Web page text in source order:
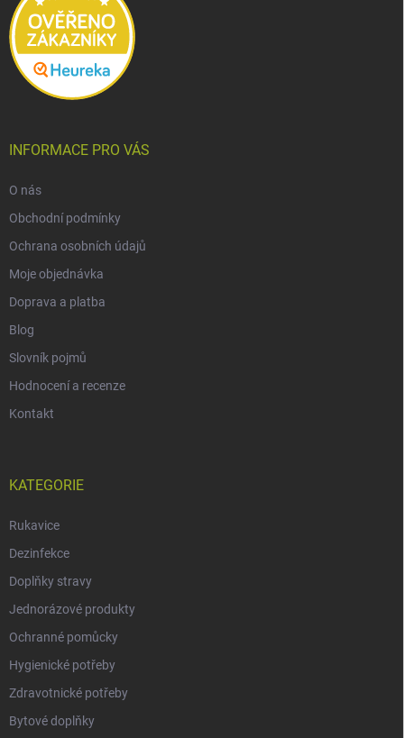
INFORMACE PRO VÁS
O nás
Obchodní podmínky
Ochrana osobních údajů
Moje objednávka
Doprava a platba
Blog
Slovník pojmů
Hodnocení a recenze
Kontakt
KATEGORIE
Rukavice
Dezinfekce
Doplňky stravy
Jednorázové produkty
Ochranné pomůcky
Hygienické potřeby
Zdravotnické potřeby
Bytové doplňky